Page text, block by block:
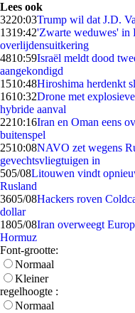
Lees ook
3220:03Trump wil dat J.D.
1319:42'Zwarte weduwes' in
overlijdensuitkering
4810:59Israël meldt dood
aangekondigd
1510:48Hiroshima herdenkt
1610:32Drone met
hybride aanval
2210:16Iran en Oman eens
buitenspel
2510:08NAVO zet wegens
gevechtsvliegtuigen in
505/08Litouwen vindt
Rusland
3605/08Hackers roven
dollar
1805/08Iran overweegt
Hormuz
Font-grootte:
Normaal
Kleiner
regelhoogte :
Normaal